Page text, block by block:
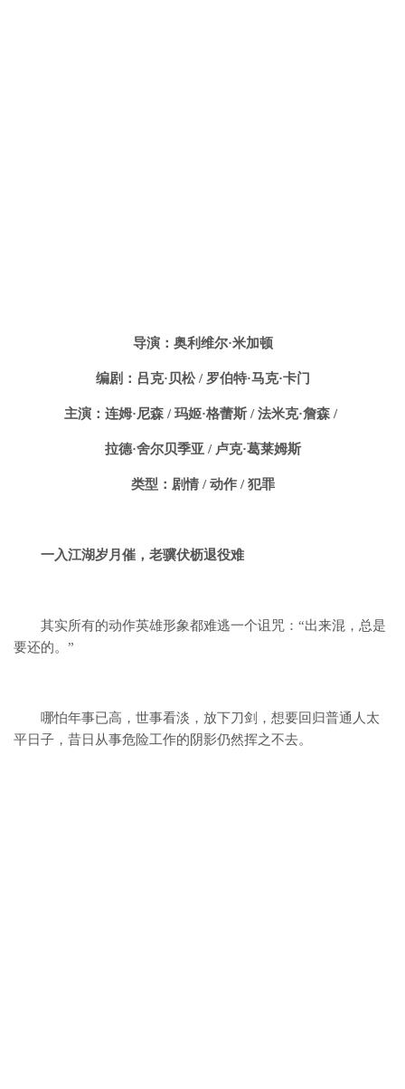
导演：奥利维尔·米加顿
编剧：吕克·贝松 / 罗伯特·马克·卡门
主演：连姆·尼森 / 玛姬·格蕾斯 / 法米克·詹森 /
拉德·舍尔贝季亚 / 卢克·葛莱姆斯
类型：剧情 / 动作 / 犯罪
一入江湖岁月催，老骥伏枥退役难
其实所有的动作英雄形象都难逃一个诅咒： “出来混，总是
要还的。”
哪怕年事已高，世事看淡，放下刀剑， 想要回归普通人太
平日子， 昔日从事危险工作的阴影仍然挥之不去。